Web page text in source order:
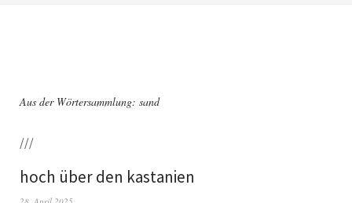
Aus der Wörtersammlung: sand
///
hoch über den kastanien